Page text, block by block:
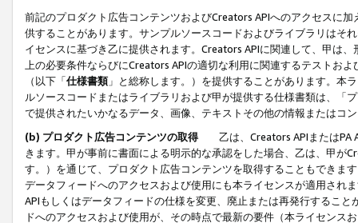
前記のプロダクト広告コンテンツおよびCreators APIへのアクセスに
供することがあります。サンプルソースコードおよびライブラリはそ
イセンスに基づき乙に提供されます。Creators APIに関連して、甲は
上の必要条件ならびにCreators APIの適切な利用に関連するテストお
（以下「仕様書類」と総称します。）を提供することがあります。本
ルソースコードまたはライブラリおよび甲が提供する仕様書類は、「
で提供されたいかなるデータ、画像、テキストその他の情報またはコ
(b) プロダクト広告コンテンツの取得
乙は、Creators APIまたはPA
きます。甲が事前に書面による明示的な承認をした場合、乙は、甲が
す。）を通じて、プロダクト広告コンテンツを取得することもできま
データフィードへのアクセスおよび使用にも本ライセンスが適用され
APIもしくはデータフィードの仕様を変更、廃止または再発行するこ
ドへのアクセスおよび使用が、その時点で最新の要件（本ライセン